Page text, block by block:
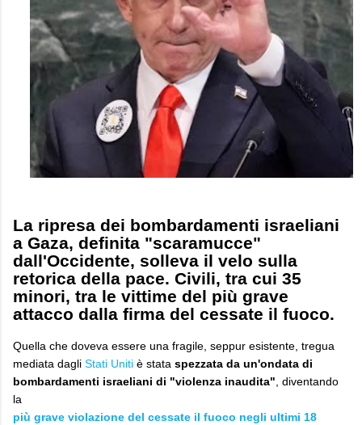
La ripresa dei bombardamenti israeliani
a Gaza, definita "scaramucce"
dall'Occidente, solleva il velo sulla
retorica della pace. Civili, tra cui 35
minori, tra le vittime del più grave
attacco dalla firma del cessate il fuoco.
​Quella che doveva essere una fragile, seppur esistente, tregua
mediata dagli Stati Uniti è stata spezzata da un'ondata di
bombardamenti israeliani di "violenza inaudita", diventando
la
più grave violazione del cessate il fuoco negli ultimi 18